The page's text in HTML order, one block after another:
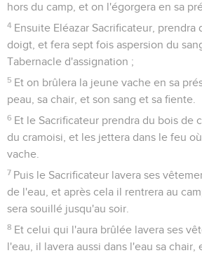
hors du camp, et on l'égorgera en sa
4 Ensuite Eléazar Sacrificateur, prendra
doigt, et fera sept fois aspersion du
Tabernacle d'assignation ;
5 Et on brûlera la jeune vache en sa
peau, sa chair, et son sang et sa fiente.
6 Et le Sacrificateur prendra du bois de
du cramoisi, et les jettera dans le feu
vache.
7 Puis le Sacrificateur lavera ses
de l'eau, et après cela il rentrera au
sera souillé jusqu'au soir.
8 Et celui qui l'aura brûlée lavera ses
l'eau, il lavera aussi dans l'eau sa chair,